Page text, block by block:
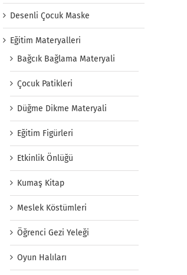
Desenli Çocuk Maske
Eğitim Materyalleri
Bağcık Bağlama Materyali
Çocuk Patikleri
Düğme Dikme Materyali
Eğitim Figürleri
Etkinlik Önlüğü
Kumaş Kitap
Meslek Köstümleri
Öğrenci Gezi Yeleği
Oyun Halıları